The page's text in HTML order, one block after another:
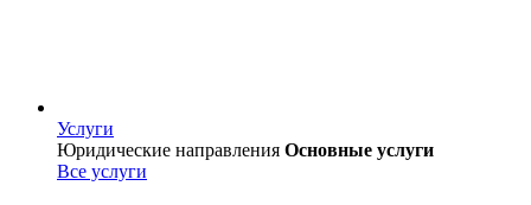
Услуги
Услуги
Юридические направления Основные услуги
Все услуги